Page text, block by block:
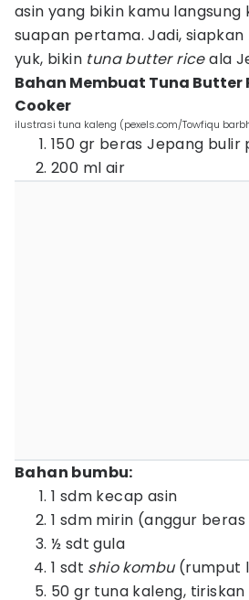
asin yang bikin kamu langsung
suapan pertama. Jadi, siapkan
yuk, bikin tuna butter riceala
Bahan Membuat Tuna Butter
Cooker
ilustrasi tuna kaleng (pexels.com/Towfiqu
150 gr beras Jepang bulir
200 ml air
Bahan bumbu:
1 sdm kecap asin
1 sdm mirin (anggur
½ sdt gula
1 sdt shio kombu(rumput
50 gr tuna kaleng, tiriskan